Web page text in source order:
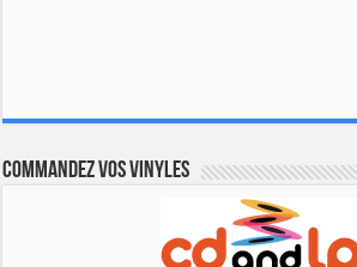
Commandez vos vinyles